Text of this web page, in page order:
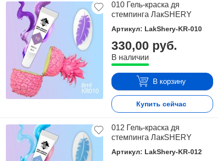
010 Гель-краска дя
стемпинга ЛакSHERY
Артикул: LakShery-KR-010
330,00 руб.
В наличии
В корзину
Купить сейчас
012 Гель-краска дя
стемпинга ЛакSHERY
Артикул: LakShery-KR-012